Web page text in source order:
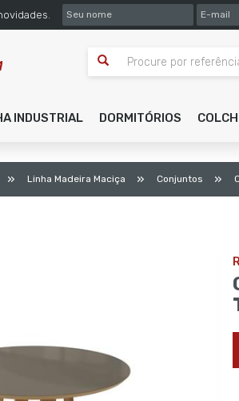
SEU NOME E-MAIL
INDUSTRIAL DORMITÓRIOS
» Linha Madeira Maciça » Conjuntos »